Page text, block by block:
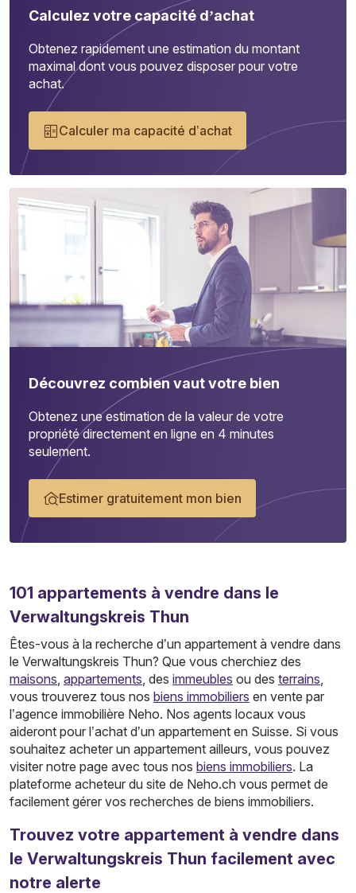
Calculez votre capacité d’achat
Obtenez rapidement une estimation du montant
maximal dont vous pouvez disposer pour votre
achat.
Calculer ma capacité d’achat
Découvrez combien vaut votre bien
Obtenez une estimation de la valeur de votre
propriété directement en ligne en 4 minutes
seulement.
Estimer gratuitement mon bien
101 appartements à vendre dans le
Verwaltungskreis Thun
Êtes-vous à la recherche d’un appartement à vendre dans
le Verwaltungskreis Thun? Que vous cherchiez des
maisons, appartements, des immeubles ou des terrains,
vous trouverez tous nos biens immobiliers en vente par
l’agence immobilière Neho. Nos agents locaux vous
aideront pour l’achat d’un appartement en Suisse. Si vous
souhaitez acheter un appartement ailleurs, vous pouvez
visiter notre page avec tous nos biens immobiliers. La
plateforme acheteur du site de Neho.ch vous permet de
facilement gérer vos recherches de biens immobiliers.
Trouvez votre appartement à vendre dans
le Verwaltungskreis Thun facilement avec
notre alerte